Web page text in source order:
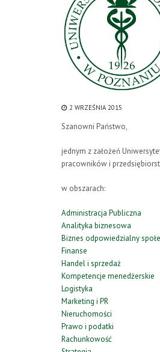
2 WRZEŚNIA 2015
Szanowni Państwo,
jednym z założeń
pracowników i
w obszarach:
Administracja Publiczna
Analityka biznesowa
Biznes odpowiedzialny
Finanse
Handel i sprzedaż
Kompetencje menedżerskie
Logistyka
Marketing i PR
Nieruchomości
Prawo i podatki
Rachunkowość